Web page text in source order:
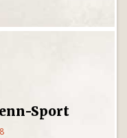
Sport